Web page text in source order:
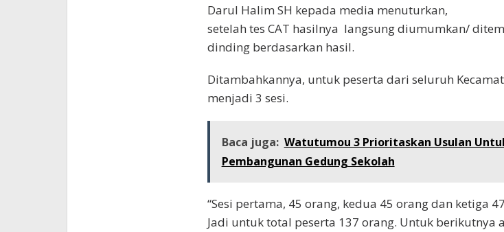
Darul Halim SH kepada media menuturkan,
setelah tes CAT hasilnya langsung diumumkan/
dinding berdasarkan hasil.
Ditambahkannya, untuk peserta dari seluruh
menjadi 3 sesi.
Baca juga: Watutumou 3 Prioritaskan Usulan
Pembangunan Gedung Sekolah
“Sesi pertama, 45 orang, kedua 45 orang dan ketiga
Jadi untuk total peserta 137 orang. Untuk berikutnya